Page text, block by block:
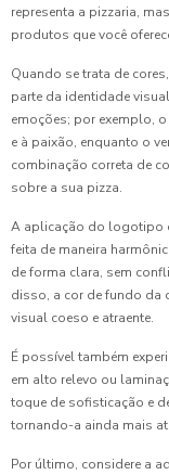
representa a pizzaria,
produtos que você
Quando se trata de
parte da identidade
emoções; por exemplo,
e à paixão, enquanto o
combinação correta de
sobre a sua pizza.
A aplicação do logotipo
feita de maneira
de forma clara, sem
disso, a cor de fundo da
visual coeso e atraente.
É possível também
em alto relevo ou
toque de sofisticação e
tornando-a ainda mais
Por último, considere a